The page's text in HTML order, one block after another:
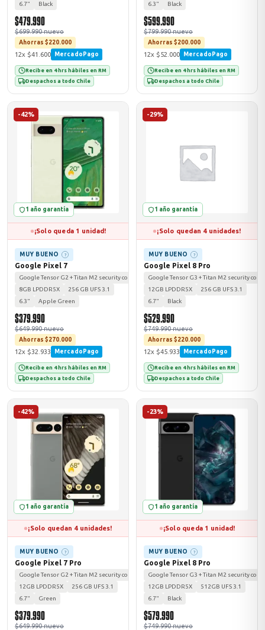
→
6.7"
Black
$479.990
$699.990 nuevo
Ahorras $220.000
12x $41.600 MercadoPago
Recibe en 4 hrs hábiles en RM
Despachos a todo Chile
6.3"
Black
$599.990
$799.990 nuevo
Ahorras $200.000
12x $52.000 MercadoPago
Recibe en 4 hrs hábiles en RM
Despachos a todo Chile
-42%
1 año garantía
¡Solo queda 1 unidad!
MUY BUENO ?
Google Pixel 7
Google Tensor G2 + Titan M2 security coprocessor
8GB LPDDR5X
256 GB UFS 3.1
6.3"
Apple Green
$379.990
$649.990 nuevo
Ahorras $270.000
12x $32.933 MercadoPago
Recibe en 4 hrs hábiles en RM
Despachos a todo Chile
-29%
1 año garantía
¡Solo quedan 4 unidades!
MUY BUENO ?
Google Pixel 8 Pro
Google Tensor G3 + Titan M2 security
12GB LPDDR5X
256 GB UFS 3.1
6.7"
Black
$529.990
$749.990 nuevo
Ahorras $220.000
12x $45.933 MercadoPago
Recibe en 4 hrs hábiles en RM
Despachos a todo Chile
-42%
1 año garantía
¡Solo quedan 4 unidades!
MUY BUENO ?
Google Pixel 7 Pro
Google Tensor G2 + Titan M2 security coprocessor
12GB LPDDR5X
256 GB UFS 3.1
6.7"
Green
$379.990
$649.990 nuevo
-23%
1 año garantía
¡Solo queda 1 unidad!
MUY BUENO ?
Google Pixel 8 Pro
Google Tensor G3 + Titan M2 security
12GB LPDDR5X
512GB UFS 3.1
6.7"
Black
$579.990
$749.990 nuevo